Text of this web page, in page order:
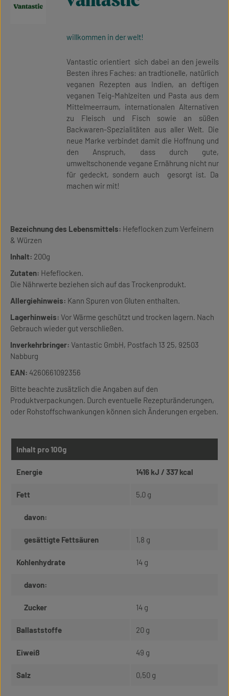
willkommen in der welt!
Vantastic orientiert sich dabei an den jeweils
Besten ihres Faches: an tradtionelle, natürlich
veganen Rezepten aus Indien, an deftigen
veganen Teig-Mahlzeiten und Pasta aus dem
Mittelmeerraum, internationalen Alternativen
zu Fleisch und Fisch sowie an süßen
Backwaren-Spezialitäten aus aller Welt. Die
neue Marke verbindet damit die Hoffnung und
den Anspruch, dass durch gute,
umweltschonende vegane Ernährung nicht nur
für gedeckt, sondern auch gesorgt ist. Da
machen wir mit!
Bezeichnung des Lebensmittels: Hefeflocken zum Verfeinern
& Würzen
Inhalt: 200g
Zutaten: Hefeflocken.
Die Nährwerte beziehen sich auf das Trockenprodukt.
Allergiehinweis: Kann Spuren von Gluten enthalten.
Lagerhinweis: Vor Wärme geschützt und trocken lagern. Nach
Gebrauch wieder gut verschließen.
Inverkehrbringer: Vantastic GmbH, Postfach 13 25, 92503
Nabburg
EAN: 4260661092356
Bitte beachte zusätzlich die Angaben auf den
Produktverpackungen. Durch eventuelle Rezepturänderungen,
oder Rohstoffschwankungen können sich Änderungen ergeben.
Inhalt pro 100g
Energie 1416 kJ / 337 kcal
Fett 5,0 g
davon:
gesättigte Fettsäuren 1,8 g
Kohlenhydrate 14 g
davon:
Zucker 14 g
Ballaststoffe 20 g
Eiweiß 49 g
Salz 0,50 g